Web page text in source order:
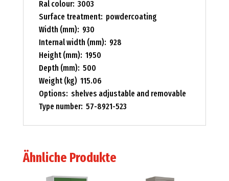
Ral colour: 3003
Surface treatment: powdercoating
Width (mm): 930
Internal width (mm): 928
Height (mm): 1950
Depth (mm): 500
Weight (kg) 115.06
Options: shelves adjustable and removable
Type number: 57-8921-523
Ähnliche Produkte